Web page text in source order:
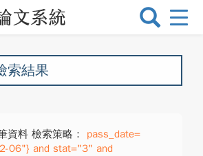
選
換
索結果
資料 檢索策略：
pass_date=
06"} and stat="3" and